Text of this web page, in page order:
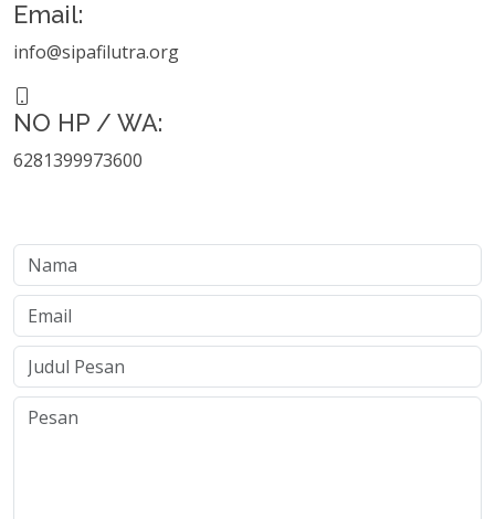
Email:
info@sipafilutra.org
NO HP / WA:
6281399973600